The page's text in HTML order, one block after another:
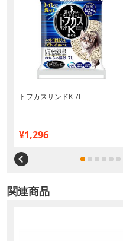
トフカスサンドK 7L
¥1,296
関連商品